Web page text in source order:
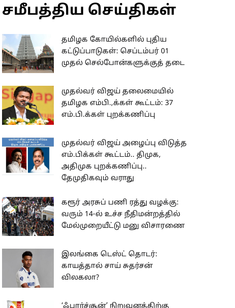
சமீபத்திய செய்திகள்
தமிழக கோயில்களில் புதிய
கட்டுப்பாடுகள்: செப்டம்பர் 01
முதல் செல்போன்களுக்குத் தடை
முதல்வர் விஜய் தலைமையில்
தமிழக எம்பி.,க்கள் கூட்டம்: 37
எம்.பி.க்கள் புறக்கணிப்பு
முதல்வர் விஜய் அழைப்பு விடுத்த
எம்.பிக்கள் கூட்டம்.. திமுக,
அதிமுக புறக்கணிப்பு..
தேமுதிகவும் வராது
கரூர் அரசுப் பணி ரத்து வழக்கு:
வரும் 14-ல் உச்ச நீதிமன்றத்தில்
மேல்முறையீட்டு மனு விசாரணை
இலங்கை டெஸ்ட் தொடர்:
காயத்தால் சாய் சுதர்சன்
விலகலா?
‘ஃபார்ச்சூன்’ நிறுவனத்திற்கு